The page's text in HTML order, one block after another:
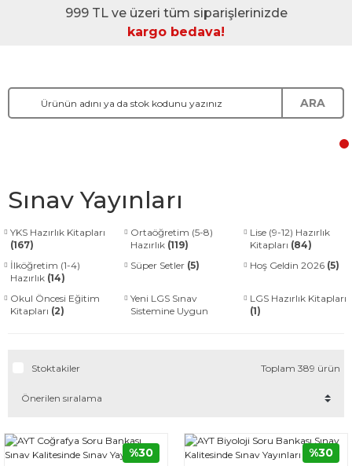
999 TL ve üzeri tüm siparişlerinizde
kargo bedava!
ARA
Sınav Yayınları
YKS Hazırlık Kitapları
(167)
Ortaöğretim (5-8)
Hazırlık (119)
Lise (9-12) Hazırlık
Kitapları (84)
İlköğretim (1-4)
Hazırlık (14)
Süper Setler (5) Hoş Geldin 2026 (5)
Okul Öncesi Eğitim
Kitapları (2)
Yeni LGS Sınav
Sistemine Uygun
LGS Hazırlık Kitapları
(1)
Stoktakiler Toplam 389 ürün
%30 %30